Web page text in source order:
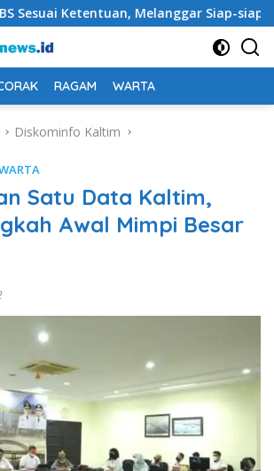
Melanggar Siap-siap Dikenai
RAGAM WARTA
Diskominfo Kaltim
Satu Data Kaltim,
Awal Mimpi Besar